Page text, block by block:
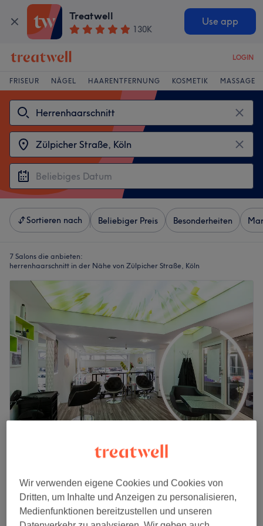
Treatwell
130K
Use app
LOGIN
FRISEUR NÄGEL HAARENTFERNUNG KOSMETIK MASSAGE
Sortieren nach Beliebiger Preis Besonderheiten
7 Salons die anbieten:
herrenhaarschnitt in der Nähe von Zülpicher Straße, Köln
Hiroshima-Nagasaki-Park, Köln
Auf Karte anzeigen
Herren - Schneiden, Föhnen & Styling
30 Min.
Wir verwenden eigene Cookies und Cookies von
Dritten, um Inhalte und Anzeigen zu personalisieren,
Medienfunktionen bereitzustellen und unseren